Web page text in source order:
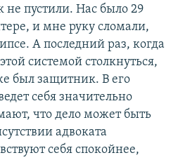
не пустили. Нас было 29
и мне руку сломали,
А последний раз, когда
системой столкнуться,
был защитник. В его
себя значительно
что дело может быть
адвоката
себя спокойнее,